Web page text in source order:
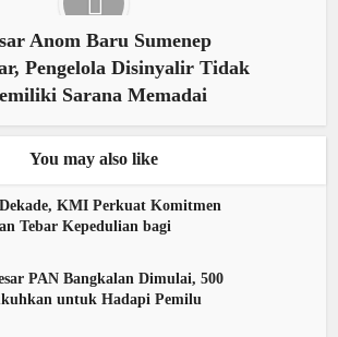
Anom Baru Sumenep
Pengelola Disinyalir Tidak
Sarana Memadai
You may also like
KMI Perkuat Komitmen
Tebar Kepedulian bagi
PAN Bangkalan Dimulai, 500
untuk Hadapi Pemilu